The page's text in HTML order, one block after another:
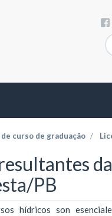
curso de graduação
PB
hídricos son